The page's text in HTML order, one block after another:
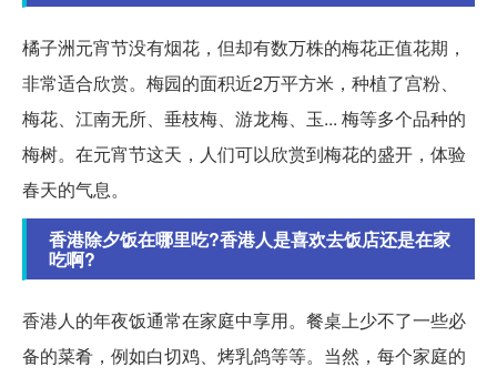
橘子洲元宵节没有烟花，但却有数万株的梅花正值花期，
非常适合欣赏。梅园的面积近2万平方米，种植了宫粉、
梅花、江南无所、垂枝梅、游龙梅、玉... 梅等多个品种的
梅树。在元宵节这天，人们可以欣赏到梅花的盛开，体验
春天的气息。
香港除夕饭在哪里吃?香港人是喜欢去饭店还是在家
吃啊?
香港人的年夜饭通常在家庭中享用。餐桌上少不了一些必
备的菜肴，例如白切鸡、烤乳鸽等等。当然，每个家庭的